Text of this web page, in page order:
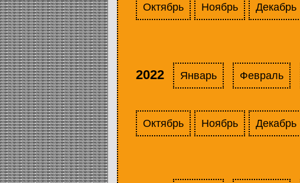
Октябрь Ноябрь Декабрь
2022 Январь Февраль
Октябрь Ноябрь Декабрь